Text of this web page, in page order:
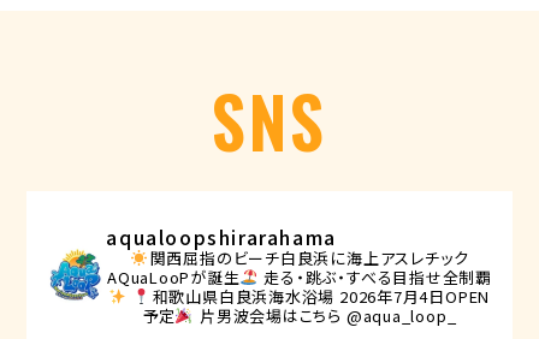
SNS
aqualoopshirarahama
関西屈指のビーチ白良浜に海上アスレチック
AQuaLooPが誕生
走る・跳ぶ・すべる目指せ全制覇
和歌山県白良浜海水浴場 2026年7月4日OPEN
予定
片男波会場はこちら @aqua_loop_